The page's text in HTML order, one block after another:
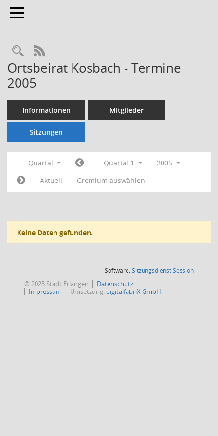
Toggle navigation
Rechercheauswahl
RSS-Feed
Ortsbeirat Kosbach - Termine
2005
Informationen Mitglieder
Sitzungen
Quartal Quartal 1
2005
Aktuell
Gremium auswählen
Keine Daten gefunden.
Software:SitzungsdienstSession(Wird in
© 2025 Stadt Erlangen
Datenschutz
Impressum
Umsetzung:digitalfabriX GmbH